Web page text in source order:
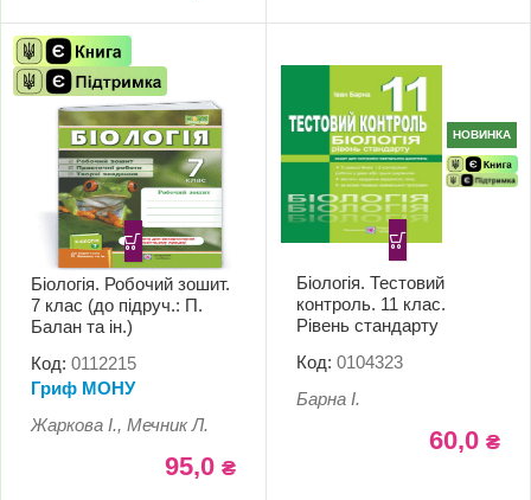
Біологія. Робочий зошит.
7 клас (до підруч.: П.
Балан та ін.)
Код: 0112215
Гриф МОНУ
Жаркова І., Мечник Л.
95,0 ₴
НОВИНКА
Біологія. Тестовий
контроль. 11 клас.
Рівень стандарту
Код: 0104323
Барна І.
60,0 ₴